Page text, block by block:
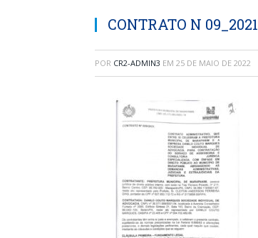
CONTRATO N 09_2021
POR CR2-ADMIN3 EM 25 DE MAIO DE 2022